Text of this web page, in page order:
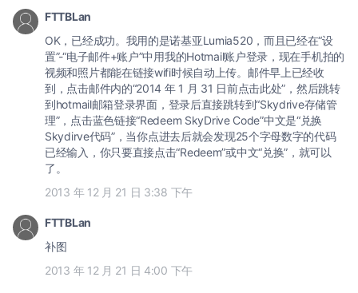
FTTBLan
OK，已经成功。我用的是诺基亚Lumia520，而且已经在“设
置”-“电子邮件+账户”中用我的Hotmail账户登录，现在手机拍的
视频和照片都能在链接wifi时候自动上传。邮件早上已经收
到，点击邮件内的“2014 年 1 月 31 日前点击此处”，然后跳转
到hotmail邮箱登录界面，登录后直接跳转到“Skydrive存储管
理”，点击蓝色链接“Redeem SkyDrive Code”中文是“兑换
Skydirve代码”，当你点进去后就会发现25个字母数字的代码
已经输入，你只要直接点击“Redeem”或中文“兑换”，就可以
了。
2013 年 12 月 21 日 3:38 下午
FTTBLan
补图
2013 年 12 月 21 日 4:00 下午